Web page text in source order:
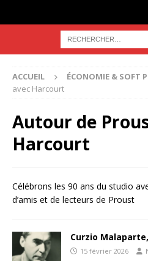
ACCUEIL ÉCONOMIE & SOFT
avec Harcourt
Autour de
Harcourt
Célébrons les 90 ans du studio
d’amis et de lecteurs de Proust
Curzio
15 février 2026